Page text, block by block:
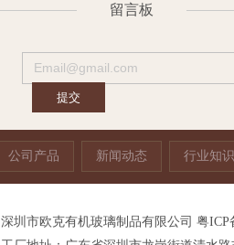
留言板
公司产品 新闻动态 行业知识
深圳市欧克有机玻璃制品有限公司 粤ICP